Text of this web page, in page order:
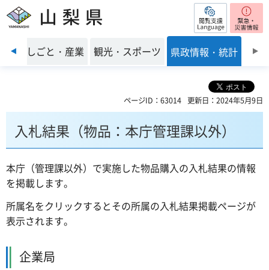
山梨県 閲覧支援
前のスライドを表示
境 しごと・産業 観光・スポーツ 県政情報・統計
ページID：63014 更新日：2024年5月9日
入札結果（物品：本庁管理課以外）
本庁（管理課以外）で実施した物品購入の入札結果の情報
を掲載します。
所属名をクリックするとその所属の入札結果掲載ページが
表示されます。
企業局